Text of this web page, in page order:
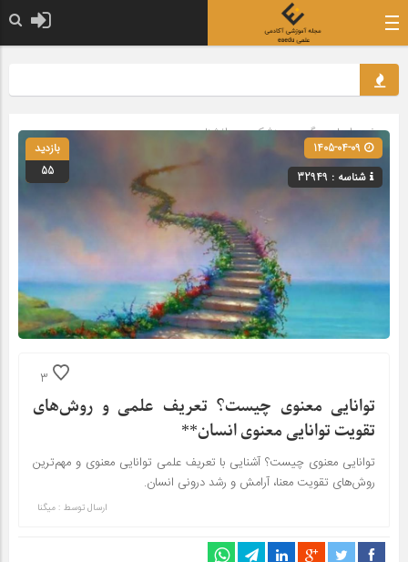
صفحه اصلی» گروه »پزشکی و روانشناسی
شناسه : 32949
بازدید
55
3
توانایی معنوی چیست؟ تعریف علمی و روش‌های
تقویت توانایی معنوی انسان**
توانایی معنوی چیست؟ آشنایی با تعریف علمی توانایی معنوی و مهم‌ترین
روش‌های تقویت معنا، آرامش و رشد درونی انسان.
ارسال توسط : میگنا